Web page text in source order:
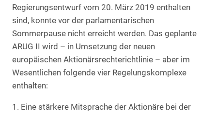
Regierungsentwurf vom 20. März 2019 enthalten
sind, konnte vor der parlamentarischen
Sommerpause nicht erreicht werden. Das geplante
ARUG II wird – in Umsetzung der neuen
europäischen Aktionärsrechterichtlinie – aber im
Wesentlichen folgende vier Regelungskomplexe
enthalten:
1. Eine stärkere Mitsprache der Aktionäre bei der